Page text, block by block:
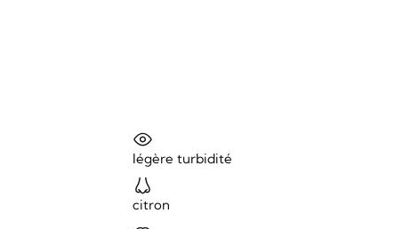
légère turbidité
citron